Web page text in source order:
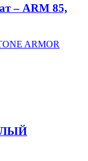
– ARM 85,
ARMOR